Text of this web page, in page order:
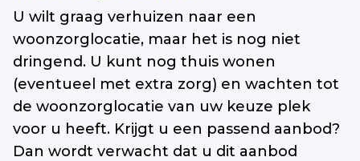
U wilt graag verhuizen naar een
woonzorglocatie, maar het is nog niet
dringend. U kunt nog thuis wonen
(eventueel met extra zorg) en wachten tot
de woonzorglocatie van uw keuze plek
voor u heeft. Krijgt u een passend aanbod?
Dan wordt verwacht dat u dit aanbod